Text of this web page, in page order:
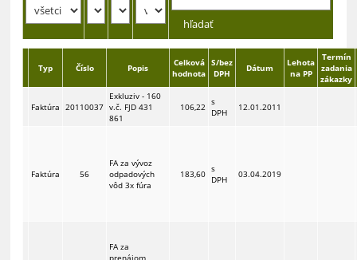
Typ Číslo Popis
Celková
hodnota
S/bez
DPH
Dátum
Lehota
na PP
Termín
zadania
zákazky
Faktúra 20110037
Exkluziv - 160
v.č. FJD 431
861
106,22 s
DPH
12.01.2011
Faktúra 56
FA za vývoz
odpadových
vôd 3x fúra
183,60 s
DPH
03.04.2019
FA za